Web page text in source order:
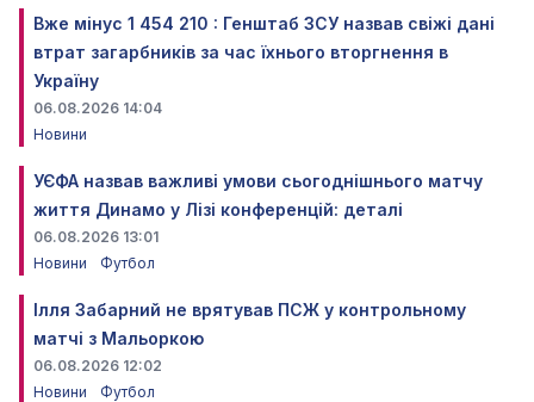
Вже мінус 1 454 210 : Генштаб ЗСУ назвав свіжі дані
втрат загарбників за час їхнього вторгнення в
Україну
06.08.2026 14:04
Новини
УЄФА назвав важливі умови сьогоднішнього матчу
життя Динамо у Лізі конференцій: деталі
06.08.2026 13:01
Новини
Футбол
Ілля Забарний не врятував ПСЖ у контрольному
матчі з Мальоркою
06.08.2026 12:02
Новини
Футбол